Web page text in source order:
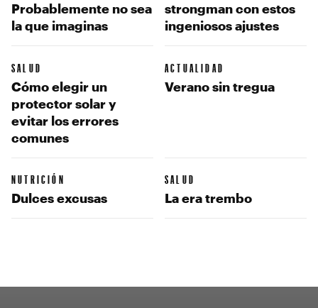
Probablemente no sea
la que imaginas
strongman con estos
ingeniosos ajustes
SALUD
Cómo elegir un
protector solar y
evitar los errores
comunes
ACTUALIDAD
Verano sin tregua
NUTRICIÓN
Dulces excusas
SALUD
La era trembo